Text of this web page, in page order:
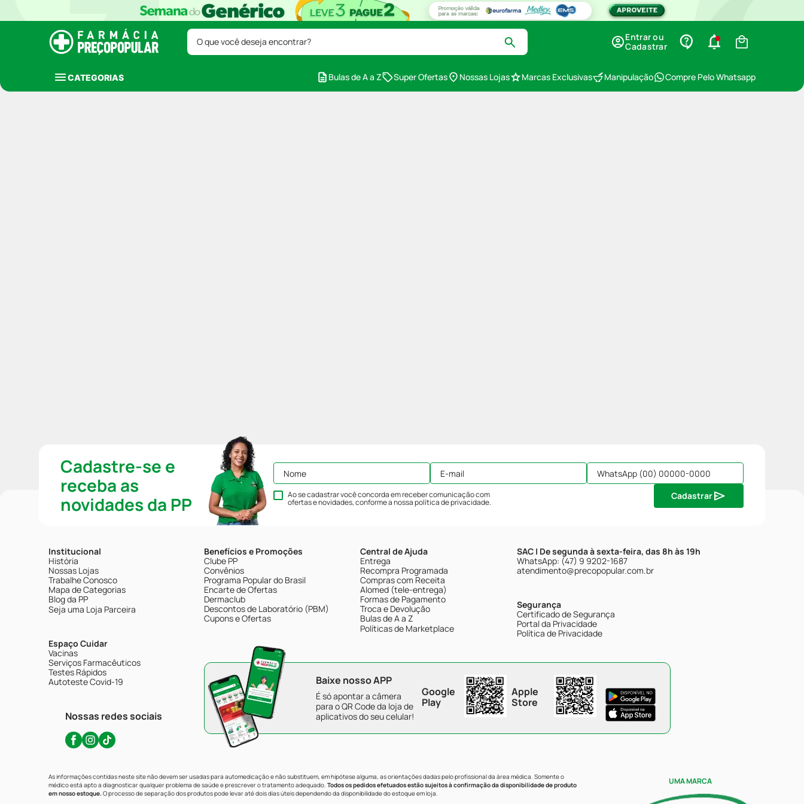
O que você deseja encontrar?
Entrar ou
Cadastrar
CATEGORIAS Bulas de A a Z Super Ofertas Nossas Lojas Marcas Exclusivas Manipulação Compre Pelo Whatsapp
Cadastre-se e
receba as
novidades da PP
Ao se cadastrar você concorda em receber comunicação com
ofertas e novidades, conforme a nossapolítica de privacidade.
Cadastrar
Institucional
História
Nossas Lojas
Trabalhe Conosco
Mapa de Categorias
Blog da PP
Seja uma Loja Parceira
Espaço Cuidar
Vacinas
Serviços Farmacêuticos
Testes Rápidos
Autoteste Covid-19
Nossas redes sociais
Benefícios e Promoções
Clube PP
Convênios
Programa Popular do Brasil
Encarte de Ofertas
Dermaclub
Descontos de Laboratório (PBM)
Cupons e Ofertas
Central de Ajuda
Entrega
Recompra Programada
Compras com Receita
Alomed (tele-entrega)
Formas de Pagamento
Troca e Devolução
Bulas de A a Z
Políticas de Marketplace
SAC | De segunda à sexta-feira, das 8h às 19h
WhatsApp: (47) 9 9202-1687
atendimento@precopopular.com.br
Segurança
Certificado de Segurança
Portal da Privacidade
Política de Privacidade
Baixe nosso APP
É só apontar a câmera
para o QR Code da loja de
aplicativos do seu celular!
Google
Play
Apple
Store
As informações contidas neste site não devem ser usadas para automedicação e não substituem, em hipótese alguma, as orientações dadas pelo profissional da área médica. Somente o
médico está apto a diagnosticar qualquer problema de saúde e prescrever o tratamento adequado. Todos os pedidos efetuados estão sujeitos à confirmação da disponibilidade de produto
em nosso estoque.O processo de separação dos produtos pode levar até dois dias úteis dependendo da disponibilidade do estoque em loja.
UMA MARCA